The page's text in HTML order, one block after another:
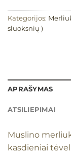
Kategorijos:
sluoksnių )
APRAŠYMAS
ATSILIEPIMAI
Muslino
kasdieniai